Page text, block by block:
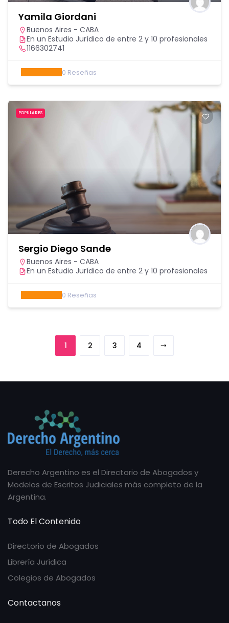
Yamila Giordani
Buenos Aires - CABA
En un Estudio Jurídico de entre 2 y 10 profesionales
1166302741
0 Reseñas
POPULARES
Sergio Diego Sande
Buenos Aires - CABA
En un Estudio Jurídico de entre 2 y 10 profesionales
0 Reseñas
1 2 3 4
Derecho Argentino es el Directorio de Abogados y
Modelos de Escritos Judiciales más completo de la
Argentina.
Todo El Contenido
Directorio de Abogados
Librería Jurídica
Colegios de Abogados
Contactanos